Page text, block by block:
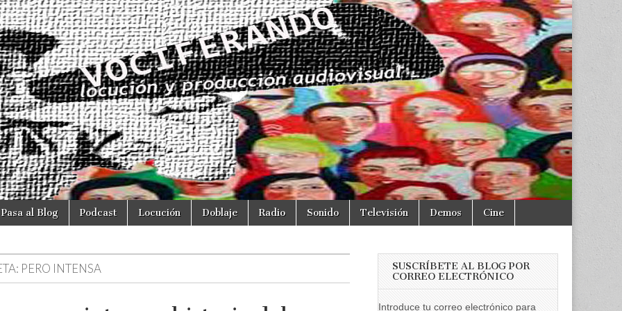
Pasa al Blog Podcast Locución Doblaje Radio Sonido Televisión Demos Cine
PERO INTENSA
SUSCRÍBETE AL BLOG POR
CORREO ELECTRÓNICO
Introduce tu correo electrónico para